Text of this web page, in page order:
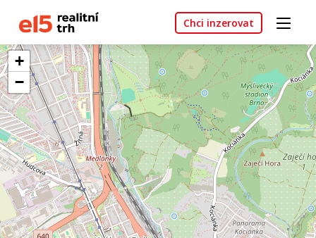
Chci inzerovat
+
−